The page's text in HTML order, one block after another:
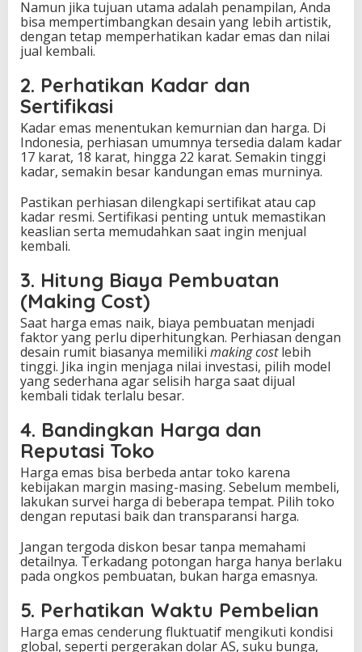
Namun jika tujuan utama adalah penampilan, Anda
bisa mempertimbangkan desain yang lebih artistik,
dengan tetap memperhatikan kadar emas dan nilai
jual kembali.
2. Perhatikan Kadar dan
Sertifikasi
Kadar emas menentukan kemurnian dan harga. Di
Indonesia, perhiasan umumnya tersedia dalam kadar
17 karat, 18 karat, hingga 22 karat. Semakin tinggi
kadar, semakin besar kandungan emas murninya.
Pastikan perhiasan dilengkapi sertifikat atau cap
kadar resmi. Sertifikasi penting untuk memastikan
keaslian serta memudahkan saat ingin menjual
kembali.
3. Hitung Biaya Pembuatan
(Making Cost)
Saat harga emas naik, biaya pembuatan menjadi
faktor yang perlu diperhitungkan. Perhiasan dengan
desain rumit biasanya memiliki making costlebih
tinggi. Jika ingin menjaga nilai investasi, pilih model
yang sederhana agar selisih harga saat dijual
kembali tidak terlalu besar.
4. Bandingkan Harga dan
Reputasi Toko
Harga emas bisa berbeda antar toko karena
kebijakan margin masing-masing. Sebelum membeli,
lakukan survei harga di beberapa tempat. Pilih toko
dengan reputasi baik dan transparansi harga.
Jangan tergoda diskon besar tanpa memahami
detailnya. Terkadang potongan harga hanya berlaku
pada ongkos pembuatan, bukan harga emasnya.
5. Perhatikan Waktu Pembelian
Harga emas cenderung fluktuatif mengikuti kondisi
global, seperti pergerakan dolar AS, suku bunga,